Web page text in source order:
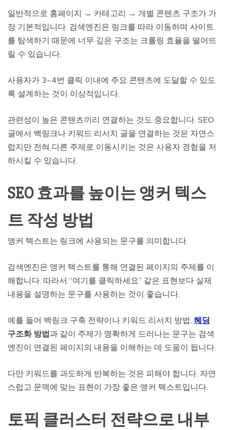
일반적으로 홈페이지 → 카테고리 → 개별 콘텐츠 구조가 가
장 기본적입니다. 검색엔진은 링크를 따라 이동하며 사이트
를 탐색하기 때문에 너무 깊은 구조는 크롤링 효율을 떨어뜨
릴 수 있습니다.
사용자가 3~4번 클릭 이내에 주요 콘텐츠에 도달할 수 있도
록 설계하는 것이 이상적입니다.
관련성이 높은 콘텐츠끼리 연결하는 것도 중요합니다. SEO
글에서 백링크나 키워드 리서치 글을 연결하는 것은 자연스
럽지만 전혀 다른 주제로 이동시키는 것은 사용자 경험을 저
하시킬 수 있습니다.
SEO 효과를 높이는 앵커 텍스
트 작성 방법
앵커 텍스트는 링크에 사용되는 문구를 의미합니다.
검색엔진은 앵커 텍스트를 통해 연결된 페이지의 주제를 이
해합니다. 따라서 “여기를 클릭하세요” 같은 표현보다 실제
내용을 설명하는 문구를 사용하는 것이 좋습니다.
예를 들어 백링크 구축 전략이나 키워드 리서치 방법, 헤딩
구조화 방법과 같이 주제가 명확하게 드러나는 문구는 검색
엔진이 연결된 페이지의 내용을 이해하는 데 도움이 됩니다.
다만 키워드를 과도하게 반복하는 것은 피해야 합니다. 자연
스럽고 문맥에 맞는 표현이 가장 좋은 앵커 텍스트입니다.
토픽 클러스터 전략으로 내부